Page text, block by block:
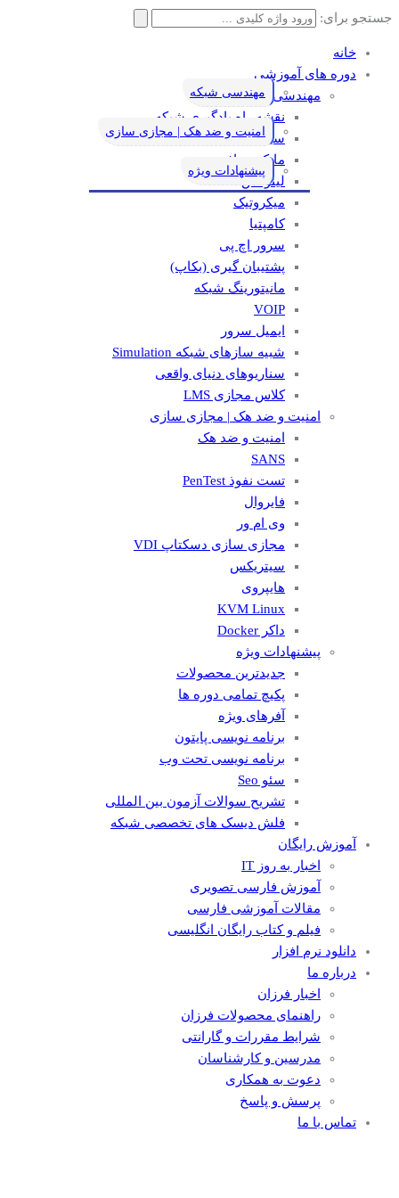
جستجو برای:
خانه
دوره های آموزشی
مهندسی شبکه
نقشه راه یادگیری شبکه
سیسکو
مایکروسافت
لینوکس
میکروتیک
کامپتیا
سرور اچ پی
پشتیبان گیری (بکاپ)
مانيتورينگ شبکه
VOIP
ایمیل سرور
شبیه سازهای شبکه Simulation
سناریوهای دنیای واقعی
کلاس مجازی LMS
امنیت و ضد هک | مجازی سازی
امنیت و ضد هک
SANS
تست نفوذ PenTest
فایروال
وی ام ور
مجازی سازی دسکتاپ VDI
سیتریکس
هایپروی
KVM Linux
داکر Docker
پیشنهادات ویژه
جدیدترین محصولات
پکیچ تمامی دوره ها
آفرهای ویژه
برنامه نویسی پایتون
برنامه نویسی تحت وب
سئو Seo
تشریح سوالات آزمون بین المللی
فلش دیسک های تخصصی شبکه
آموزش رایگان
اخبار به روز IT
آموزش فارسی تصویری
مقالات آموزشی فارسی
فیلم و کتاب رایگان انگلیسی
دانلود نرم افزار
درباره ما
اخبار فرزان
راهنمای محصولات فرزان
شرایط مقررات و گارانتی
مدرسین و کارشناسان
دعوت به همکاری
پرسش و پاسخ
تماس با ما
مهندسی شبکه
امنیت و ضد هک | مجازی سازی
پیشنهادات ویژه